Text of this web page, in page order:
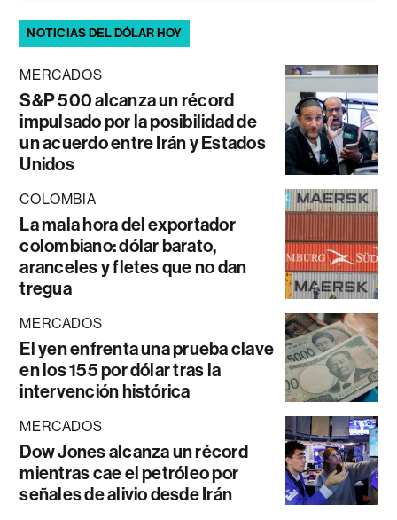
NOTICIAS DEL DÓLAR HOY
MERCADOS
S&P 500 alcanza un récord
impulsado por la posibilidad de
un acuerdo entre Irán y Estados
Unidos
COLOMBIA
La mala hora del exportador
colombiano: dólar barato,
aranceles y fletes que no dan
tregua
MERCADOS
El yen enfrenta una prueba clave
en los 155 por dólar tras la
intervención histórica
MERCADOS
Dow Jones alcanza un récord
mientras cae el petróleo por
señales de alivio desde Irán